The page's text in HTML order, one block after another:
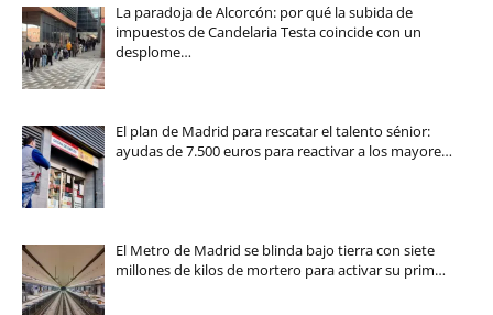
La paradoja de Alcorcón: por qué la subida de
impuestos de Candelaria Testa coincide con un
desplome…
El plan de Madrid para rescatar el talento sénior:
ayudas de 7.500 euros para reactivar a los mayore…
El Metro de Madrid se blinda bajo tierra con siete
millones de kilos de mortero para activar su prim…